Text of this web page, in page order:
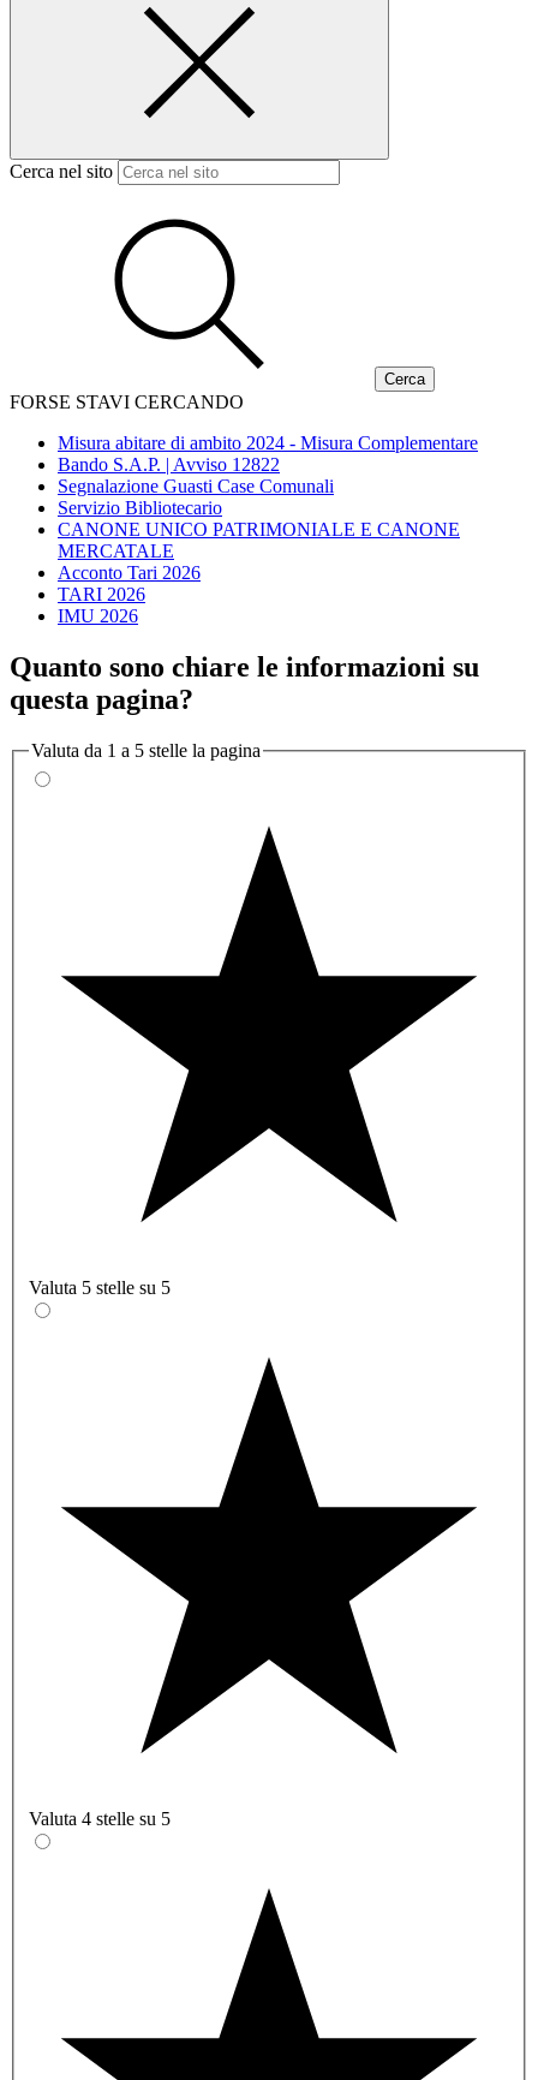
Cerca nel sito
FORSE STAVI CERCANDO
Misura abitare di ambito 2024 - Misura Complementare
Bando S.A.P. | Avviso 12822
Segnalazione Guasti Case Comunali
Servizio Bibliotecario
CANONE UNICO PATRIMONIALE E CANONE
MERCATALE
Acconto Tari 2026
TARI 2026
IMU 2026
Quanto sono chiare le informazioni su
questa pagina?
Valuta da 1 a 5 stelle la pagina
Valuta 5 stelle su 5
Valuta 4 stelle su 5